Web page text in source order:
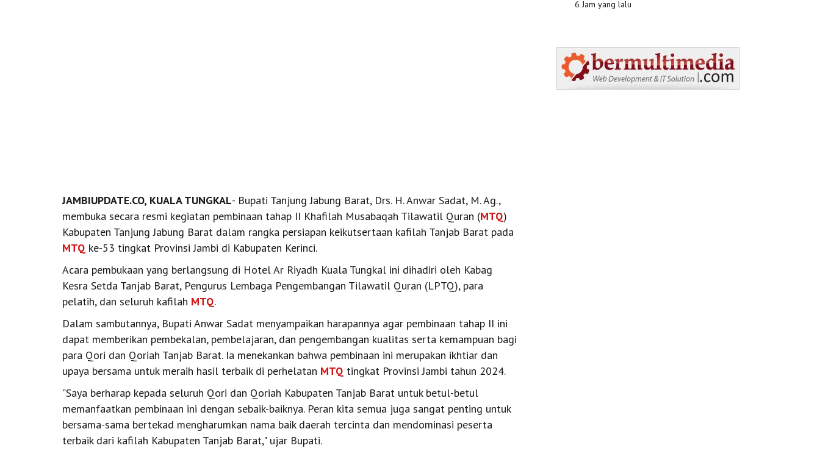
JAMBIUPDATE.CO, KUALA TUNGKAL- Bupati Tanjung Jabung Barat, Drs. H. Anwar Sadat, M. Ag.,
membuka secara resmi kegiatan pembinaan tahap II Khafilah Musabaqah Tilawatil Quran (MTQ)
Kabupaten Tanjung Jabung Barat dalam rangka persiapan keikutsertaan kafilah Tanjab Barat pada
MTQ ke-53 tingkat Provinsi Jambi di Kabupaten Kerinci.
Acara pembukaan yang berlangsung di Hotel Ar Riyadh Kuala Tungkal ini dihadiri oleh Kabag
Kesra Setda Tanjab Barat, Pengurus Lembaga Pengembangan Tilawatil Quran (LPTQ), para
pelatih, dan seluruh kafilah MTQ.
Dalam sambutannya, Bupati Anwar Sadat menyampaikan harapannya agar pembinaan tahap II ini
dapat memberikan pembekalan, pembelajaran, dan pengembangan kualitas serta kemampuan bagi
para Qori dan Qoriah Tanjab Barat. Ia menekankan bahwa pembinaan ini merupakan ikhtiar dan
upaya bersama untuk meraih hasil terbaik di perhelatan MTQ tingkat Provinsi Jambi tahun 2024.
"Saya berharap kepada seluruh Qori dan Qoriah Kabupaten Tanjab Barat untuk betul-betul
memanfaatkan pembinaan ini dengan sebaik-baiknya. Peran kita semua juga sangat penting untuk
bersama-sama bertekad mengharumkan nama baik daerah tercinta dan mendominasi peserta
terbaik dari kafilah Kabupaten Tanjab Barat," ujar Bupati.
6 Jam yang lalu